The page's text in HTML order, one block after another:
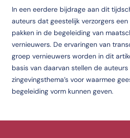
In een eerdere bijdrage aan dit
auteurs dat geestelijk verzorgers
pakken in de begeleiding van
vernieuwers. De ervaringen van
groep vernieuwers worden in dit
basis van daarvan stellen de
zingevingsthema’s voor waarmee
begeleiding vorm kunnen geven.